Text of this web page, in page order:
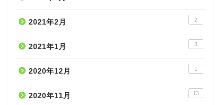
2021年2月 2
2021年1月 3
2020年12月 1
2020年11月 13